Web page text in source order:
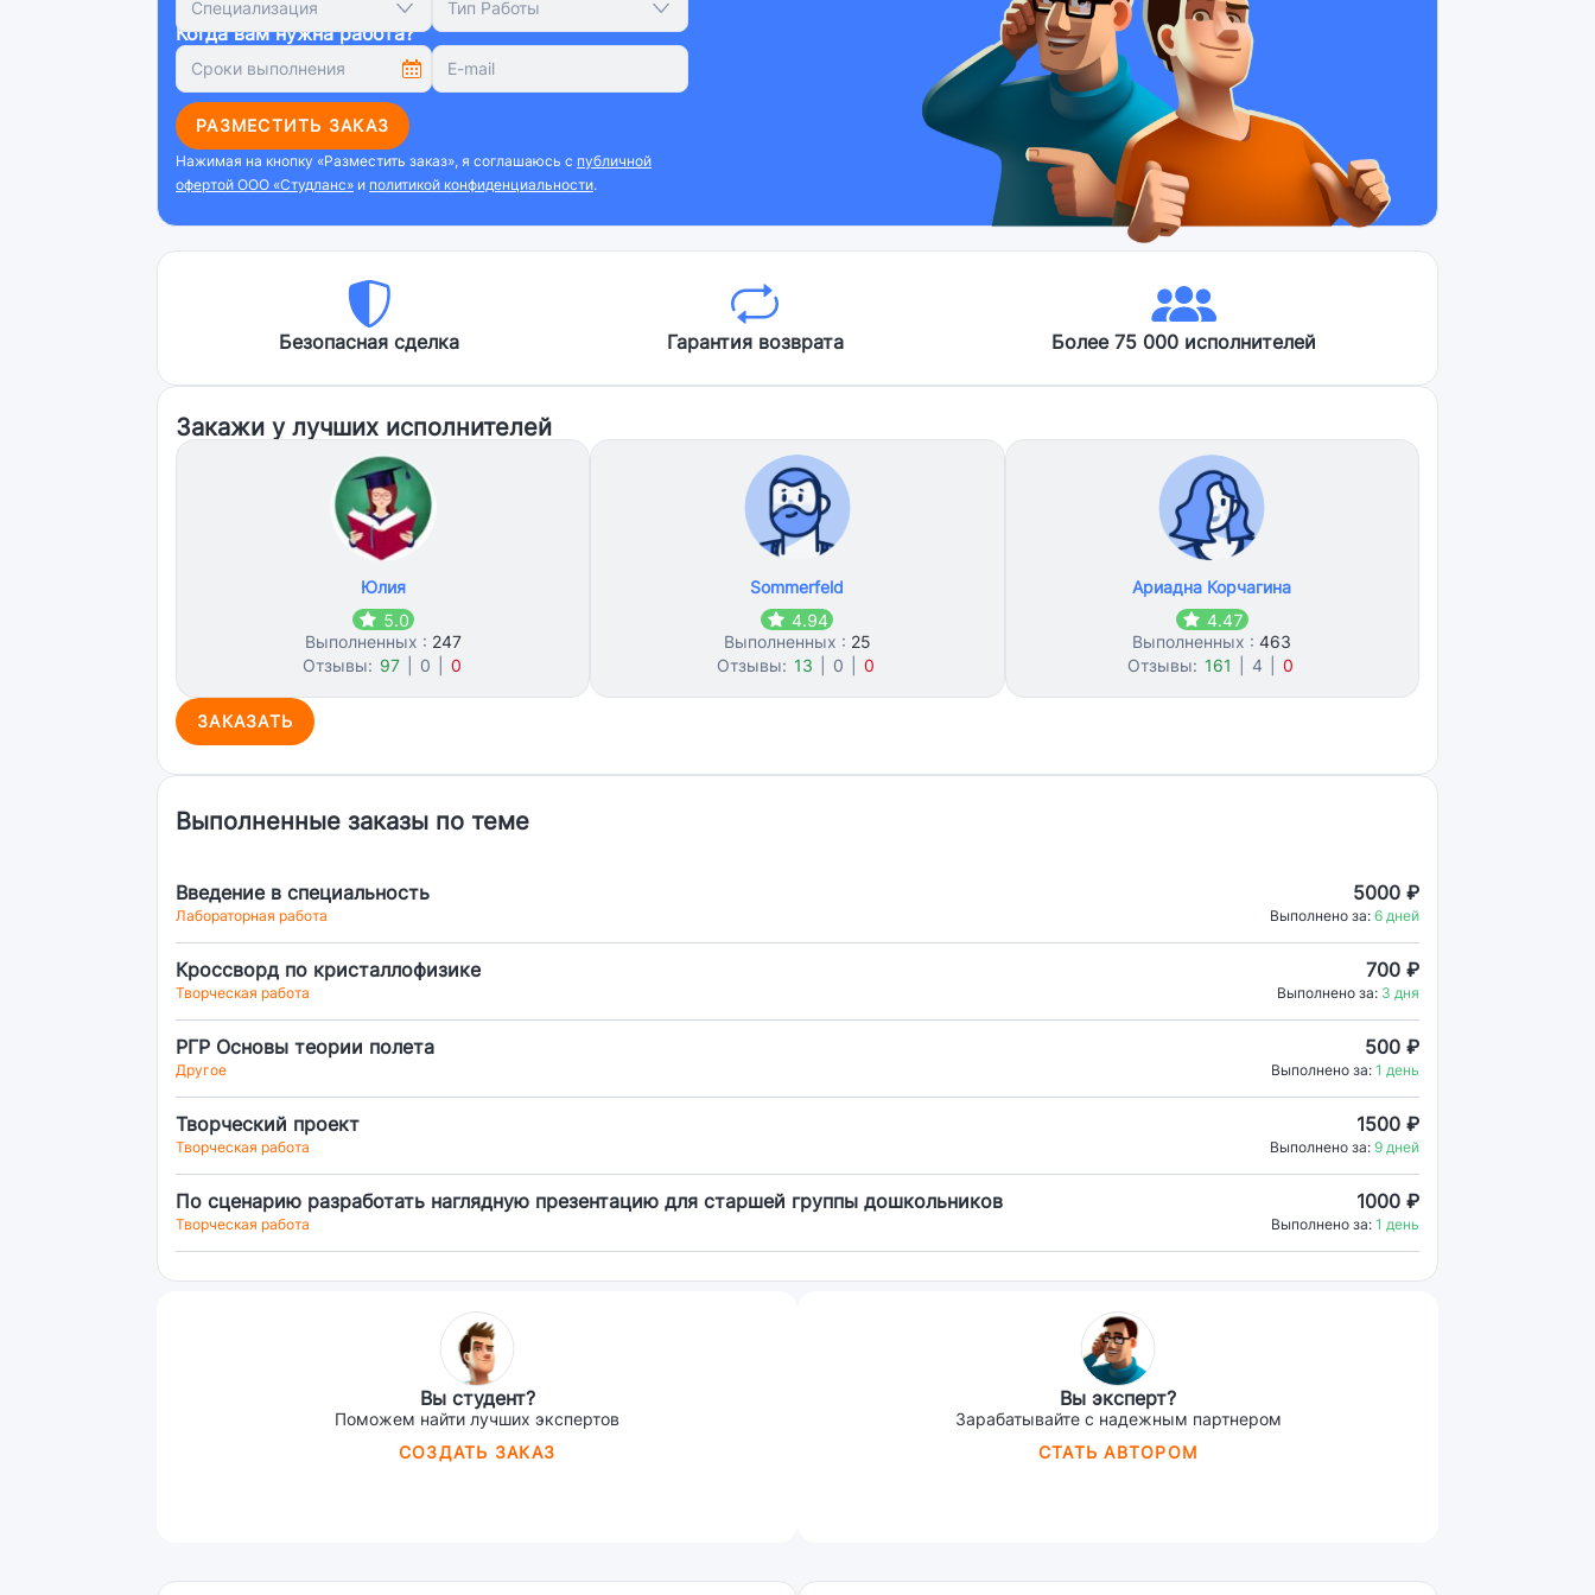
Специализация Тип Работы
Когда вам нужна работа?
РАЗМЕСТИТЬ ЗАКАЗ
Нажимая на кнопку «Разместить заказ», я соглашаюсь с публичной
офертой ООО «Студланс» и политикой конфиденциальности.
Безопасная сделка Гарантия возврата Более 75 000 исполнителей
Закажи у лучших исполнителей
Юлия
5.0
Выполненных : 247
Отзывы: 97 0 0
Sommerfeld
4.94
Выполненных : 25
Отзывы: 13 0 0
Ариадна Корчагина
4.47
Выполненных :463
Отзывы: 161 4 0
ЗАКАЗАТЬ
Выполненные заказы по теме
Введение в специальность 5000 ₽
Лабораторная работа Выполнено за: 6 дней
Кроссворд по кристаллофизике 700 ₽
Творческая работа Выполнено за: 3 дня
РГР Основы теории полета 500 ₽
Другое Выполнено за: 1 день
Творческий проект 1500 ₽
Творческая работа Выполнено за: 9 дней
По сценарию разработать наглядную презентацию для старшей группы дошкольников 1000 ₽
Творческая работа Выполнено за: 1 день
Вы студент?
Поможем найти лучших экспертов
СОЗДАТЬ ЗАКАЗ
Вы эксперт?
Зарабатывайте с надежным партнером
СТАТЬ АВТОРОМ